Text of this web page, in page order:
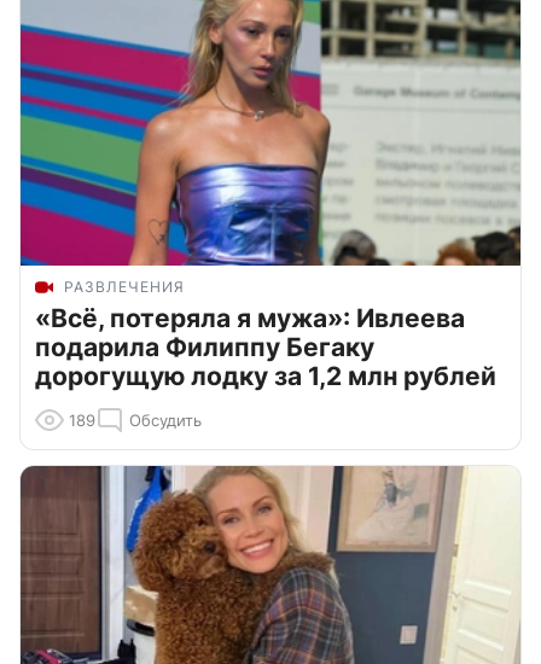
РАЗВЛЕЧЕНИЯ
«Всё, потеряла я мужа»: Ивлеева
подарила Филиппу Бегаку
дорогущую лодку за 1,2 млн рублей
189 Обсудить